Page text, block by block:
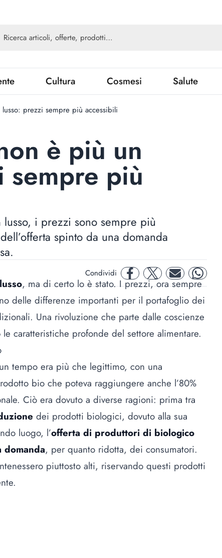
Cultura Cosmesi Salute
prezzi sempre più accessibili
è più un
sempre più
i prezzi sono sempre più
spinto da una domanda
Condividi facebooktwitter mail whatsapp
, ma di certo lo è stato. I prezzi, ora sempre
delle differenze importanti per il portafoglio dei
Una rivoluzione che parte dalle coscienze
caratteristiche profonde del settore alimentare.
un tempo era più che legittimo, con una
bio che poteva raggiungere anche l’80%
Ciò era dovuto a diverse ragioni: prima tra
dei prodotti biologici, dovuto alla sua
luogo, l’offerta di produttori di biologico
, per quanto ridotta, dei consumatori.
piuttosto alti, riservando questi prodotti